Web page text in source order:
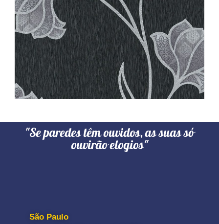
"Se paredes têm ouvidos, as suas só
ouvirão elogios"
São Paulo